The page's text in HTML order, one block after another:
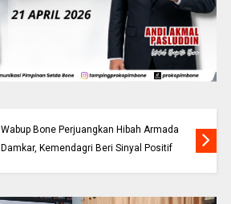
Wabup Bone Perjuangkan Hibah Armada
Damkar, Kemendagri Beri Sinyal Positif